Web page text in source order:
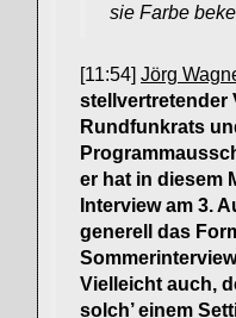
sie Farbe
[11:54] Jörg
stellvertretender
Rundfunkrats
er hat in diesem
Interview am 3.
generell das
Vielleicht auch,
solch’ einem